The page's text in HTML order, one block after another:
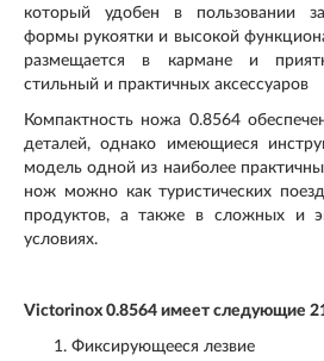
который удобен в пользовании
формы рукоятки и высокой
размещается в кармане и
стильный и практичных аксессуаров
Компактность ножа 0.8564
деталей, однако имеющиеся
модель одной из наиболее
нож можно как туристических
продуктов, а также в сложных и
условиях.
Victorinox 0.8564 имеет следующие
Фиксирующееся лезвие